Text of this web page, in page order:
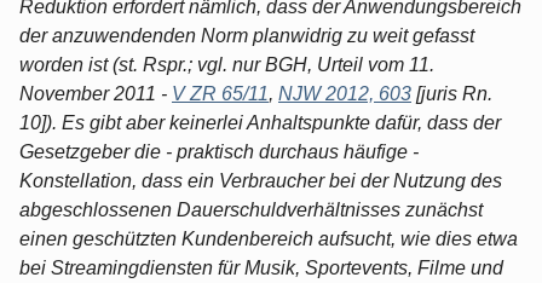
Reduktion erfordert nämlich, dass der Anwendungsbereich
der anzuwendenden Norm planwidrig zu weit gefasst
worden ist (st. Rspr.; vgl. nur BGH, Urteil vom 11.
November 2011 - V ZR 65/11, NJW 2012, 603 [juris Rn.
10]). Es gibt aber keinerlei Anhaltspunkte dafür, dass der
Gesetzgeber die - praktisch durchaus häufige -
Konstellation, dass ein Verbraucher bei der Nutzung des
abgeschlossenen Dauerschuldverhältnisses zunächst
einen geschützten Kundenbereich aufsucht, wie dies etwa
bei Streamingdiensten für Musik, Sportevents, Filme und